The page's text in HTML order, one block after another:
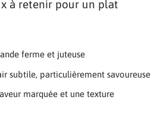
à retenir pour un plat
ferme et juteuse
subtile, particulièrement savoureuse
marquée et une texture